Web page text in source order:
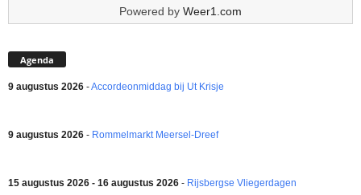
Powered by Weer1.com
Agenda
9 augustus 2026 -Accordeonmiddag bij Ut Krisje
9 augustus 2026 - Rommelmarkt Meersel-Dreef
15 augustus 2026 - 16 augustus 2026 - Rijsbergse Vliegerdagen